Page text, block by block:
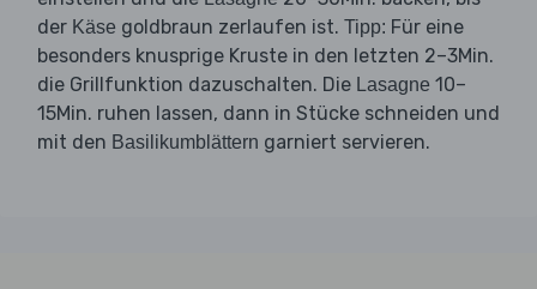
der Käse goldbraun zerlaufen ist. Tipp: Für eine
besonders knusprige Kruste in den letzten 2–3Min.
die Grillfunktion dazuschalten. Die Lasagne 10–
15Min. ruhen lassen, dann in Stücke schneiden und
mit den Basilikumblättern garniert servieren.